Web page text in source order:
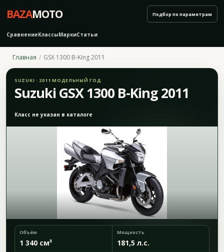
BAZAMOTO
СравнениеКлассыМаркиСтатьи
Подбор по параметрам
Главная GSX 1300 B-King 2011
SUZUKI · 2011 МОДЕЛЬНЫЙ ГОД
Suzuki GSX 1300 B-King 2011
Класс не указан в каталоге
Объём
1 340 см³
Мощность
181,5 л.с.